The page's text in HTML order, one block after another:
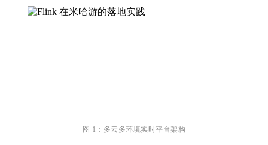
图 1：多云多环境实时平台架构